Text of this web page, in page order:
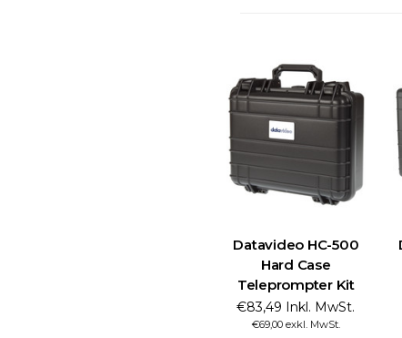
Datavideo HC-500
Hard Case
Teleprompter Kit
€83,49 Inkl. MwSt.
€69,00 exkl. MwSt.